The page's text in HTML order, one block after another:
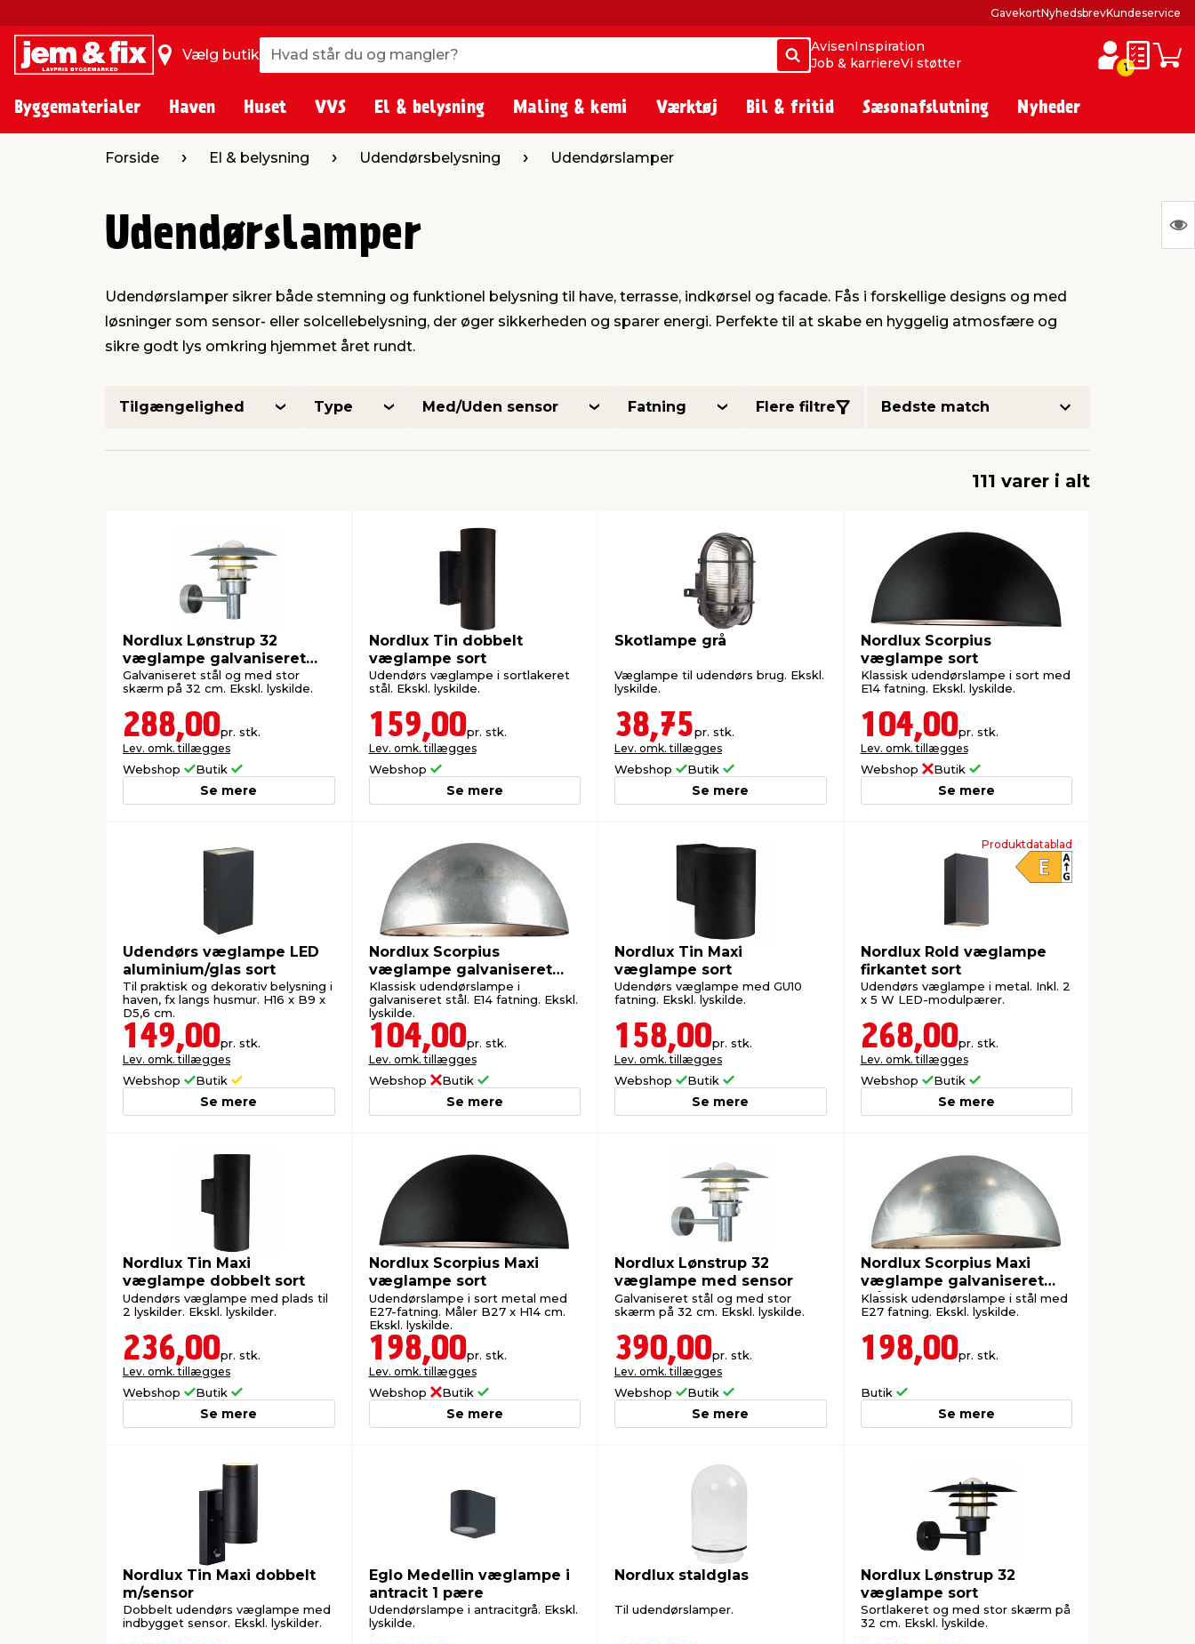
Vælg butik Hvad står du og mangler?
Søg
Hvad står du og mangler?
Søg
AvisenInspiration
Job & karriereVi støtter 1
GavekortNyhedsbrevKundeservice
Byggematerialer Haven Huset VVS El & belysning Maling & kemi Værktøj Bil & fritid Sæsonafslutning Nyheder
Forside El & belysning Udendørsbelysning Udendørslamper
Udendørslamper
Udendørslamper sikrer både stemning og funktionel belysning til have, terrasse, indkørsel og facade. Fås i forskellige designs og med
løsninger som sensor- eller solcellebelysning, der øger sikkerheden og sparer energi. Perfekte til at skabe en hyggelig atmosfære og
sikre godt lys omkring hjemmet året rundt.
Tilgængelighed Type Med/Uden sensor Fatning Flere filtre
111 varer i alt
Nordlux Lønstrup 32
væglampe galvaniseret
stål
Galvaniseret stål og med stor
skærm på 32 cm. Ekskl. lyskilde.
288,00pr. stk.
Lev. omk. tillægges
Webshop Butik
Se mere
Nordlux Tin dobbelt
væglampe sort
Udendørs væglampe i sortlakeret
stål. Ekskl. lyskilde.
159,00pr. stk.
Lev. omk. tillægges
Webshop
Se mere
Skotlampe grå
Væglampe til udendørs brug. Ekskl.
lyskilde.
38,75pr. stk.
Lev. omk. tillægges
Webshop Butik
Se mere
Nordlux Scorpius
væglampe sort
Klassisk udendørslampe i sort med
E14 fatning. Ekskl. lyskilde.
104,00pr. stk.
Lev. omk. tillægges
Webshop Butik
Se mere
Udendørs væglampe LED
aluminium/glas sort
Til praktisk og dekorativ belysning i
haven, fx langs husmur. H16 x B9 x
D5,6 cm.
149,00pr. stk.
Lev. omk. tillægges
Webshop Butik
Se mere
Nordlux Scorpius
væglampe galvaniseret
stål
Klassisk udendørslampe i
galvaniseret stål. E14 fatning. Ekskl.
lyskilde.
104,00pr. stk.
Lev. omk. tillægges
Webshop Butik
Se mere
Nordlux Tin Maxi
væglampe sort
Udendørs væglampe med GU10
fatning. Ekskl. lyskilde.
158,00pr. stk.
Lev. omk. tillægges
Webshop Butik
Se mere
Produktdatablad
Nordlux Rold væglampe
firkantet sort
Udendørs væglampe i metal. Inkl. 2
x 5 W LED-modulpærer.
268,00pr. stk.
Lev. omk. tillægges
Webshop Butik
Se mere
Nordlux Tin Maxi
væglampe dobbelt sort
Udendørs væglampe med plads til
2 lyskilder. Ekskl. lyskilder.
236,00pr. stk.
Lev. omk. tillægges
Webshop Butik
Se mere
Nordlux Scorpius Maxi
væglampe sort
Udendørslampe i sort metal med
E27-fatning. Måler B27 x H14 cm.
Ekskl. lyskilde.
198,00pr. stk.
Lev. omk. tillægges
Webshop Butik
Se mere
Nordlux Lønstrup 32
væglampe med sensor
Galvaniseret stål og med stor
skærm på 32 cm. Ekskl. lyskilde.
390,00pr. stk.
Lev. omk. tillægges
Webshop Butik
Se mere
Nordlux Scorpius Maxi
væglampe galvaniseret
stål
Klassisk udendørslampe i stål med
E27 fatning. Ekskl. lyskilde.
198,00pr. stk.
Butik
Se mere
Nordlux Tin Maxi dobbelt
m/sensor
Dobbelt udendørs væglampe med
indbygget sensor. Ekskl. lyskilder.
Eglo Medellin væglampe i
antracit 1 pære
Udendørslampe i antracitgrå. Ekskl.
lyskilde.
Nordlux staldglas
Til udendørslamper.
Nordlux Lønstrup 32
væglampe sort
Sortlakeret og med stor skærm på
32 cm. Ekskl. lyskilde.